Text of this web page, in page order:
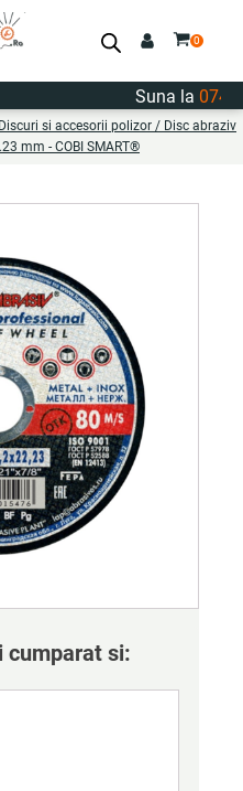
Suna la
Discuri si accesorii polizor / Disc abraziv
mm - COBI SMART®
cumparat si: